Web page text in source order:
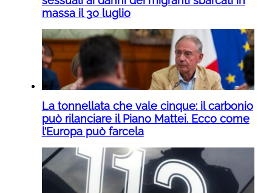
massa il 30 luglio
La tonnellata che vale cinque: il carbonio
può rilanciare il Piano Mattei. Ecco come
l’Europa può farcela